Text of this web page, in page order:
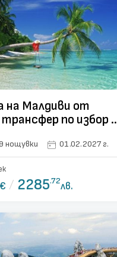
на Малдиви от
трансфер по избор -
дни / 9 нощувки 01.02.2027 г.
€ / 2285.72лв.